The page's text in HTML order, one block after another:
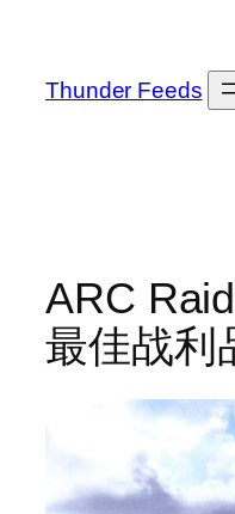
Thunder Feeds
ARC
最佳战利